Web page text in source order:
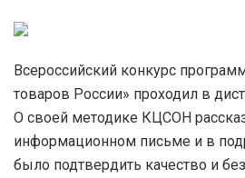
Всероссийский конкурс
товаров России» проходил в
О своей методике КЦСОН
информационном письме и в
было подтвердить качество и